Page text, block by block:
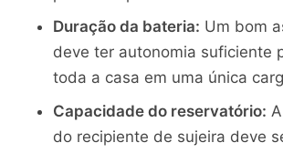
Duração da bateria: Um bom
deve ter autonomia suficiente
toda a casa em uma única
Capacidade do reservatório:
do recipiente de sujeira deve